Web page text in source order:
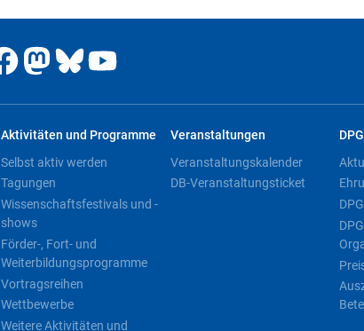
Aktivitäten und Programme
Selbst aktiv werden
Tagungen
Wissenschaftsfestivals und -
shows
Förder-, Fort- und
Weiterbildungsprogramme
Vortragsreihen
Wettbewerbe
Weitere Aktivitäten und
Veranstaltungen
Veranstaltungskalender
DB-Veranstaltungsticket